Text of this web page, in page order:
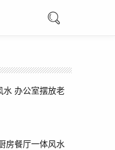
水 办公室摆放老
房餐厅一体风水